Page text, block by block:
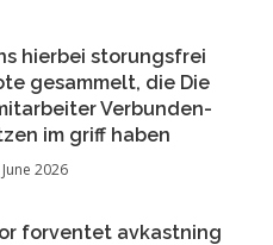
hierbei storungsfrei
gesammelt, die Die
Verbunden-
im griff haben
2026
forventet avkastning